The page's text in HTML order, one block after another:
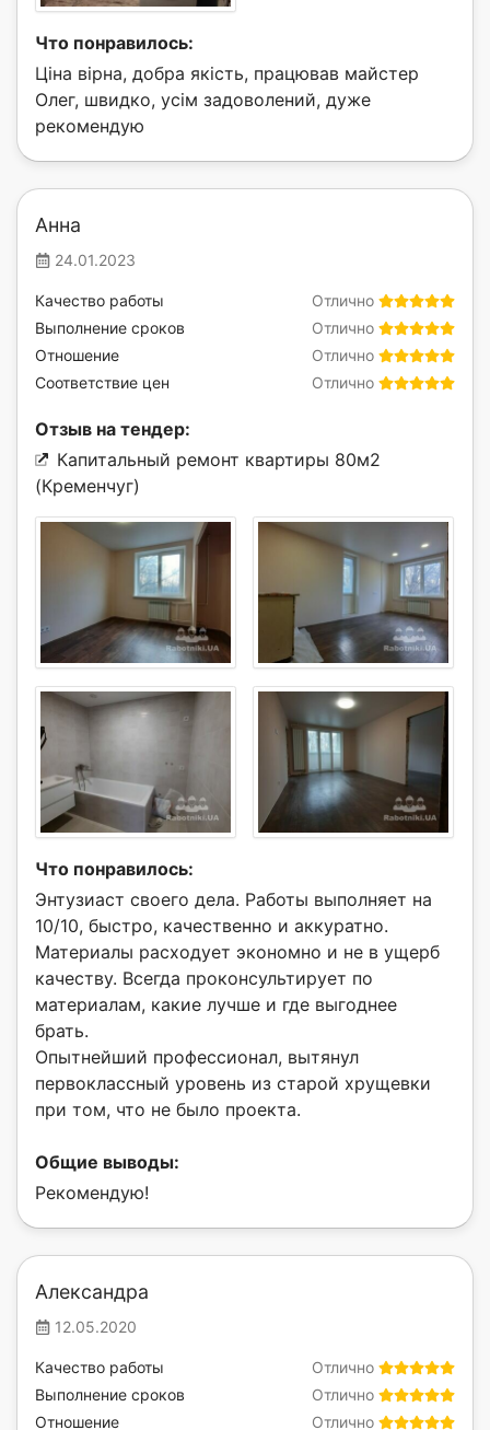
Что понравилось:
Ціна вірна, добра якість, працював майстер
Олег, швидко, усім задоволений, дуже
рекомендую
Анна
24.01.2023
Отлично
Качество работы
Отлично
Выполнение сроков
Отлично
Отношение
Отлично
Соответствие цен
Отзыв на тендер:
Капитальный ремонт квартиры 80м2
(Кременчуг)
Что понравилось:
Энтузиаст своего дела. Работы выполняет на
10/10, быстро, качественно и аккуратно.
Материалы расходует экономно и не в ущерб
качеству. Всегда проконсультирует по
материалам, какие лучше и где выгоднее
брать.
Опытнейший профессионал, вытянул
первоклассный уровень из старой хрущевки
при том, что не было проекта.
Общие выводы:
Рекомендую!
Александра
12.05.2020
Отлично
Качество работы
Отлично
Выполнение сроков
Отлично
Отношение